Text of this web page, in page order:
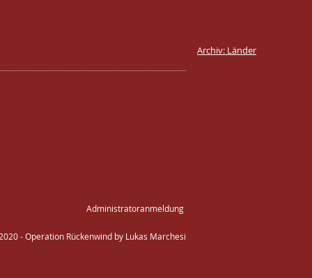
Archiv: Länder
Administratoranmeldung
- Operation Rückenwind by Lukas Marchesi